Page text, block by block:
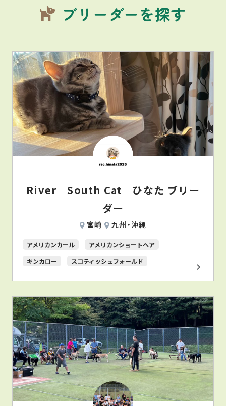
ブリーダーを探す
River South Cat ひなた ブリー
ダー
宮崎 九州・沖縄
アメリカンカール
アメリカンショートヘア
キンカロー
スコティッシュフォールド